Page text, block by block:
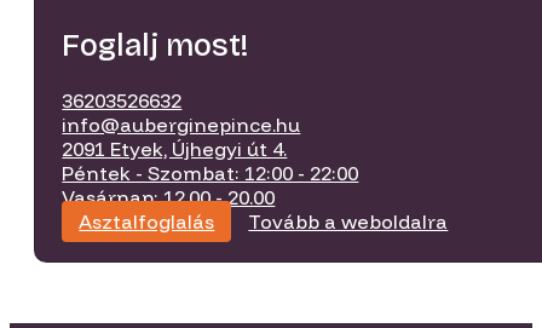
Foglalj most!
36203526632
info@auberginepince.hu
2091 Etyek, Újhegyi út 4.
Péntek - Szombat: 12:00 - 22:00
Vasárnap: 12.00 - 20.00
Asztalfoglalás
Tovább a weboldalra